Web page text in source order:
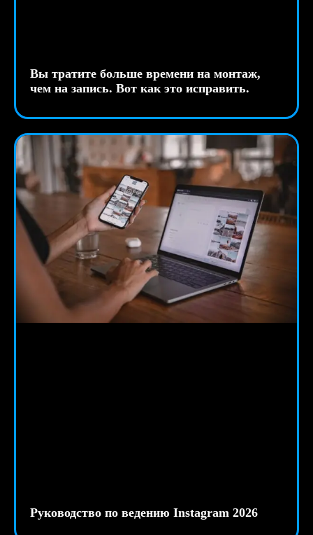
Вы тратите больше времени на монтаж,
чем на запись. Вот как это исправить.
Руководство по ведению Instagram 2026